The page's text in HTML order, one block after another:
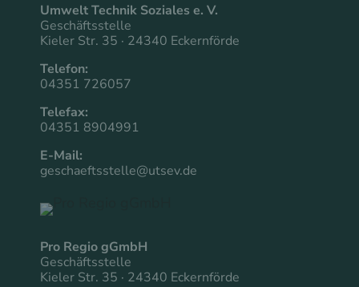
Umwelt Technik Soziales e. V.
Geschäftsstelle
Kieler Str. 35 · 24340 Eckernförde
Telefon:
04351 726057
Telefax:
04351 8904991
E-Mail:
geschaeftsstelle@utsev.de
Pro Regio gGmbH
Geschäftsstelle
Kieler Str. 35 · 24340 Eckernförde